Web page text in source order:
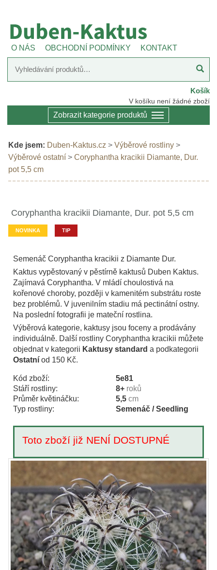
O NÁS OBCHODNÍ PODMÍNKY KONTAKT
Košík
V košíku není žádné zboží
Zobrazit kategorie produktů
Kde jsem: Duben-Kaktus.cz > Výběrové rostliny >
Výběrové ostatní > Coryphantha kracikii Diamante, Dur.
pot 5,5 cm
Coryphantha kracikii Diamante, Dur. pot 5,5 cm
NOVINKA TIP
Semenáč Coryphantha kracikii z Diamante Dur.
Kaktus vypěstovaný v pěstírně kaktusů Duben Kaktus.
Zajímavá Coryphantha. V mládí choulostivá na
kořenové choroby, později v kamenitém substrátu roste
bez problémů. V juvenilním stadiu má pectinátní ostny.
Na poslední fotografii je mateční rostlina.
Výběrová kategorie, kaktusy jsou foceny a prodávány
individuálně. Další rostliny Coryphantha kracikii můžete
objednat v kategorii Kaktusy standard a podkategorii
Ostatní od 150 Kč.
Kód zboží:
5e81
Stáří rostliny:
8+ roků
Průměr květináčku:
5,5 cm
Typ rostliny:
Semenáč / Seedling
Toto zboží již NENÍ DOSTUPNÉ